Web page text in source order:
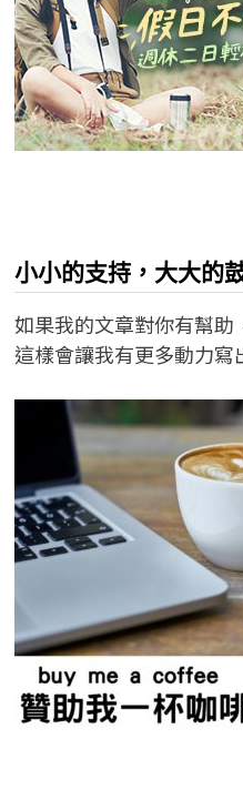
小小的支持，大大的
如果我的文章對你有幫助
這樣會讓我有更多動力寫